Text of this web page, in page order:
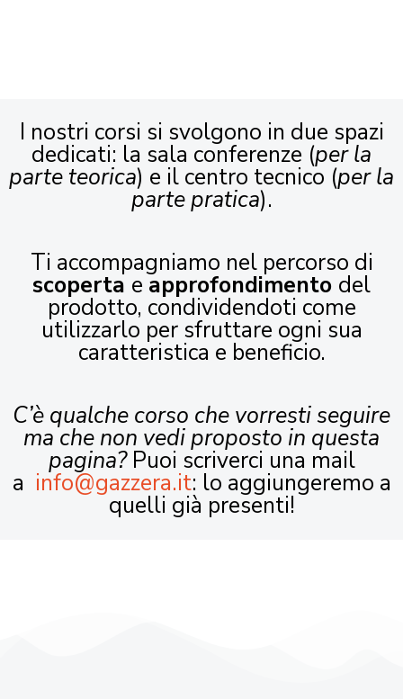
I nostri corsi si svolgono in due spazi
dedicati: la sala conferenze (per la
parte teorica) e il centro tecnico (per la
parte pratica).
Ti accompagniamo nel percorso di
scoperta e approfondimento del
prodotto, condividendoti come
utilizzarlo per sfruttare ogni sua
caratteristica e beneficio.
C’è qualche corso che vorresti seguire
ma che non vedi proposto in questa
pagina?Puoi scriverci una mail
a info@gazzera.it: lo aggiungeremo a
quelli già presenti!